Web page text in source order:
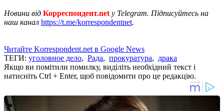
Новини від Корреспондент.net у Telegram. Підписуйтесь на
наш канал https://t.me/korrespondentnet.
Читайте Korrespondent.net в Google News
ТЕГИ: уголовное дело, Рада, прокуратура, драка
Якщо ви помітили помилку, виділіть необхідний текст і
натисніть Ctrl + Enter, щоб повідомити про це редакцію.